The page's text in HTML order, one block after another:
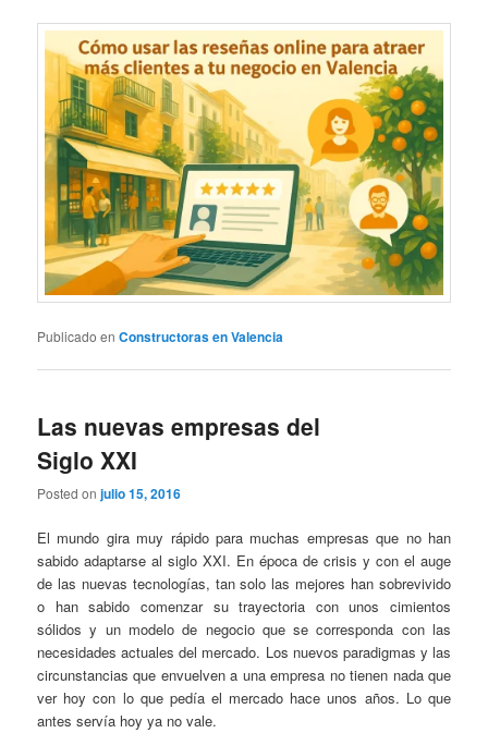
Publicado en Constructoras en Valencia
Las nuevas empresas del
Siglo XXI
Posted onjulio 15, 2016
El mundo gira muy rápido para muchas empresas que no han
sabido adaptarse al siglo XXI. En época de crisis y con el auge
de las nuevas tecnologías, tan solo las mejores han sobrevivido
o han sabido comenzar su trayectoria con unos cimientos
sólidos y un modelo de negocio que se corresponda con las
necesidades actuales del mercado. Los nuevos paradigmas y las
circunstancias que envuelven a una empresa no tienen nada que
ver hoy con lo que pedía el mercado hace unos años. Lo que
antes servía hoy ya no vale.